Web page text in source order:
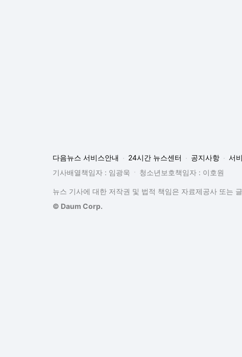
다음뉴스 서비스안내 24시간 뉴스센터 공지사항
서
기사배열책임자 : 임광욱
청소년보호책임자 : 이호원
뉴스 기사에 대한 저작권 및 법적 책임은 자료제공사 또는
© Daum Corp.